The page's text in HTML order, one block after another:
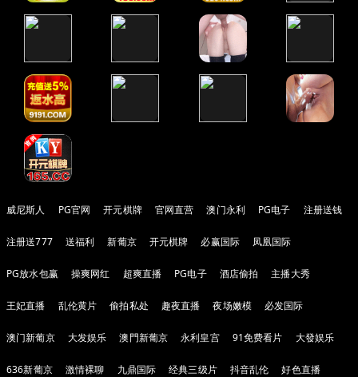
威尼斯人 PG官网 开元棋牌 官网直营 澳门永利 PG电子 注册送钱
注册送777 送福利 新葡京 开元棋牌 必赢国际 凤凰国际
PG放水包赢 操爽网红 超爽直播 PG电子 酒店偷拍 主播大秀
王妃直播 乱伦黄片 偷拍私处 趣夜直播 夜场嫩模 必发国际
澳门新葡京 大发娱乐 澳門新葡京 永利皇宫 91免费看片 大發娱乐
636新葡京 激情裸聊 九鼎国际 经典三级片 抖音乱伦 好色直播